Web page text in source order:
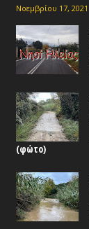
Νοεμβρίου 17, 2021
(φώτο)